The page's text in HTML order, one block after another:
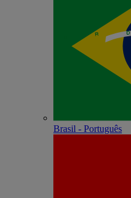
Brasil - Português